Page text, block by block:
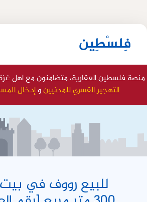
فِلسْطِين
منصة فلسطين العقارية، متضامنون مع اهل
التهجير القسري للمدنيينوإدخال
للبيع رووف في